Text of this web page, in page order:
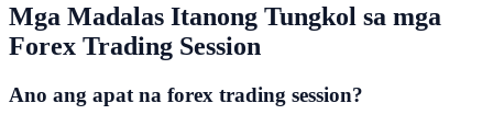
Mga Madalas Itanong Tungkol sa mga
Forex Trading Session
Ano ang apat na forex trading session?